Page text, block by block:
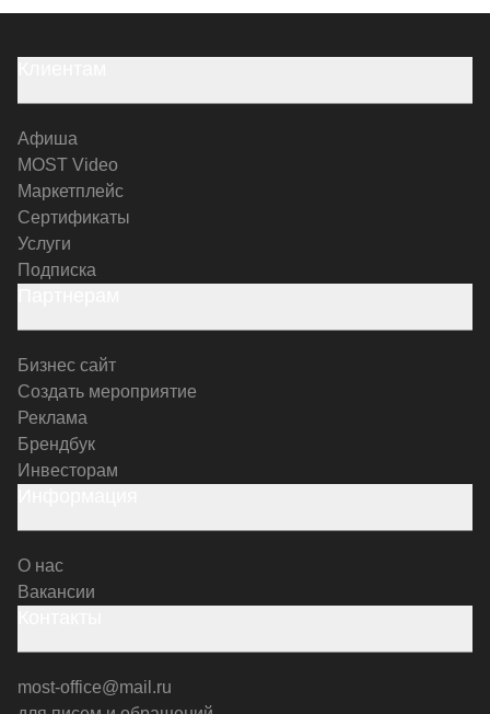
Афиша
MOST Video
Маркетплейс
Сертификаты
Услуги
Подписка
Бизнес сайт
Создать мероприятие
Реклама
Брендбук
Инвесторам
О нас
Вакансии
most-office@mail.ru